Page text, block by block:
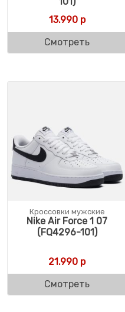
13.990р
Смотреть
Кроссовки мужские
Nike Air Force 1 07
(FQ4296-101)
21.990 р
Смотреть